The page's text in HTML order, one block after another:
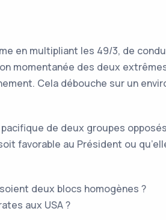
en multipliant les 49/3, de
momentanée des deux
Cela débouche sur un
de deux groupes
favorable au Président ou
deux blocs homogènes ?
aux USA ?